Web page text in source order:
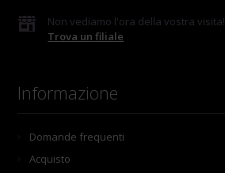
Non vediamo l'ora della vostra visita!
Trova un filiale
Informazione
Domande frequenti
Acquisto